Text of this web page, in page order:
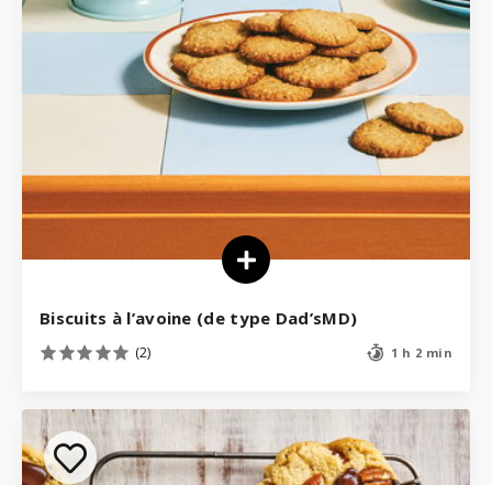
Biscuits à l’avoine (de type Dad’sMD)
(2) 1 h 2 min